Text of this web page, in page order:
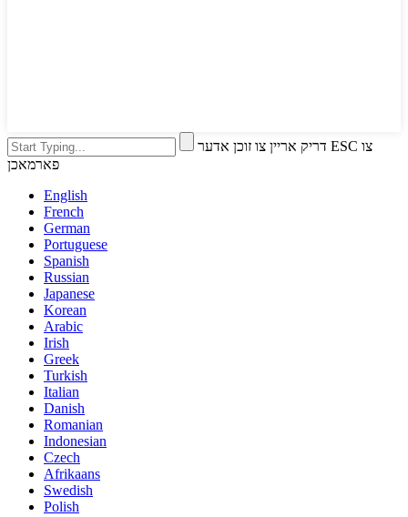
דריק אריין צו זוכן אדער ESC צו
פארמאכן
English
French
German
Portuguese
Spanish
Russian
Japanese
Korean
Arabic
Irish
Greek
Turkish
Italian
Danish
Romanian
Indonesian
Czech
Afrikaans
Swedish
Polish